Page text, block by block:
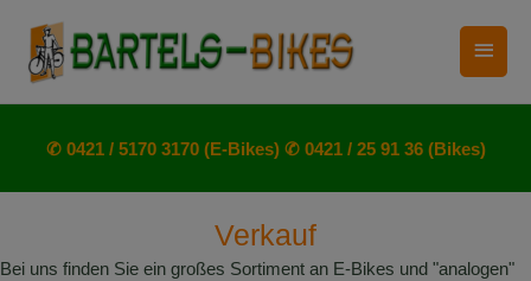
Inhalt
springen
✆ 0421 / 5170 3170 (E-Bikes) ✆ 0421 / 25 91 36 (Bikes)
Verkauf
Bei uns finden Sie ein großes Sortiment an E-Bikes und "analogen"